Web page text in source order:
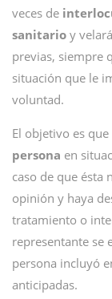
veces de
sanitario y
previas, siempre
situación que le
voluntad.
El objetivo es que
persona en
caso de que ésta
opinión y haya
tratamiento o
representante se
persona incluyó
anticipadas.